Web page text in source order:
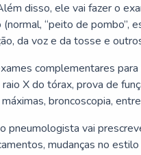
disso, ele vai fazer o
“peito de pombo”,
da voz e da tosse e
complementares
X do tórax, prova de
broncoscopia,
pneumologista vai
mudanças no